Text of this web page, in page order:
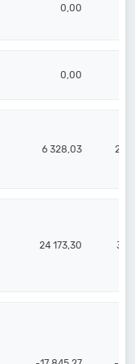
0,00
0,00
6 328,03 22
24 173,30 30